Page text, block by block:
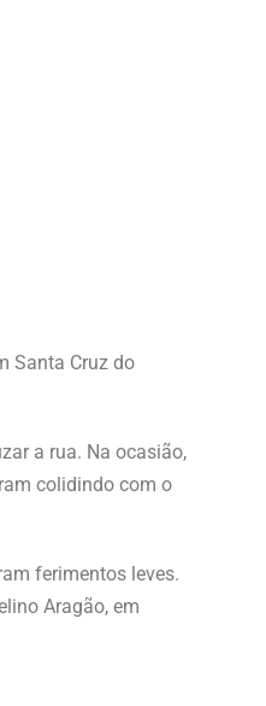
Santa Cruz do
a rua. Na ocasião,
colidindo com o
ferimentos leves.
Aragão, em